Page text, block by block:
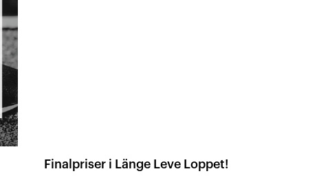
Finalpriser i Länge Leve Loppet!